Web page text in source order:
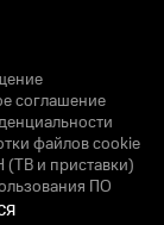
соглашение
файлов cookie
(ТВ и приставки)
ПО